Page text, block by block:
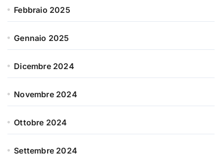
Febbraio 2025
Gennaio 2025
Dicembre 2024
Novembre 2024
Ottobre 2024
Settembre 2024